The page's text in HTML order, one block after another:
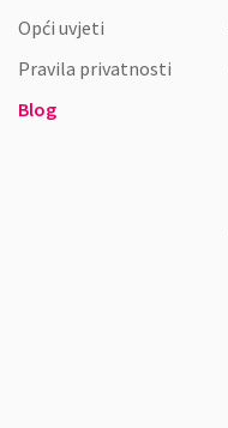
Opći uvjeti
Pravila privatnosti
Blog